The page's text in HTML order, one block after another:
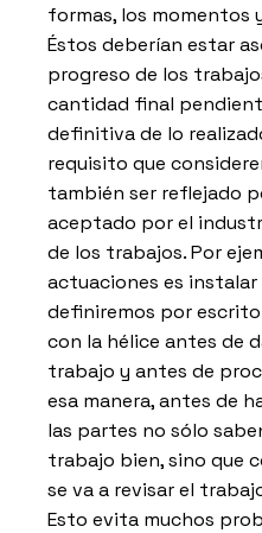
formas, los momentos
Éstos deberían estar
progreso de los
cantidad final
definitiva de lo
requisito que
también ser reflejado
aceptado por el
de los trabajos. Por
actuaciones es instalar
definiremos por
con la hélice antes de
trabajo y antes de
esa manera, antes de
las partes no sólo
trabajo bien, sino que
se va a revisar el
Esto evita muchos